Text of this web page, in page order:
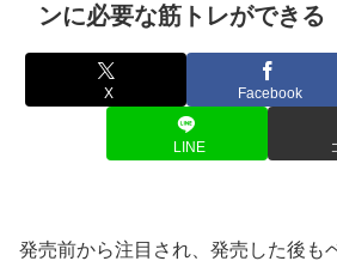
ンに必要な筋トレができる
X Facebook
LINE
発売前から注目され、発売した後も